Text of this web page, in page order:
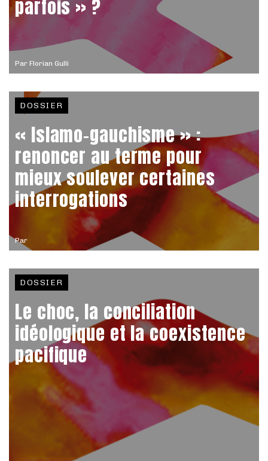
Par Florian Gulli
parfois » ?
Par
DOSSIER
« Islamo-gauchisme » :
renoncer au terme pour
mieux soulever certaines
interrogations
DOSSIER
Le choc, la conciliation
idéologique et la coexistence
pacifique